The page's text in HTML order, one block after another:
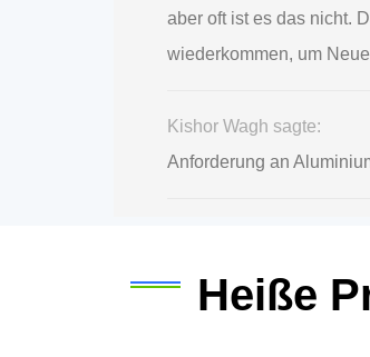
aber oft ist es das nicht.
wiederkommen, um
Kishor Wagh sagte:
Anforderung an
Heiße